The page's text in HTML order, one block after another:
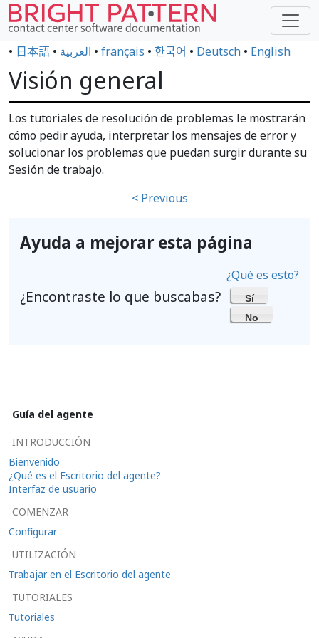
• 日本語 • العربية • français • 한국어 • Deutsch • English
Visión general
Los tutoriales de resolución de problemas le mostrarán
cómo pedir ayuda, interpretar los mensajes de error y
solucionar los problemas que puedan surgir durante su
Sesión de trabajo.
< Previous
Ayuda a mejorar esta página
¿Qué es esto?
¿Encontraste lo que buscabas?
Sí
No
Guía del agente
INTRODUCCIÓN
Bienvenido
¿Qué es el Escritorio del agente?
Interfaz de usuario
COMENZAR
Configurar
UTILIZACIÓN
Trabajar en el Escritorio del agente
TUTORIALES
Tutoriales